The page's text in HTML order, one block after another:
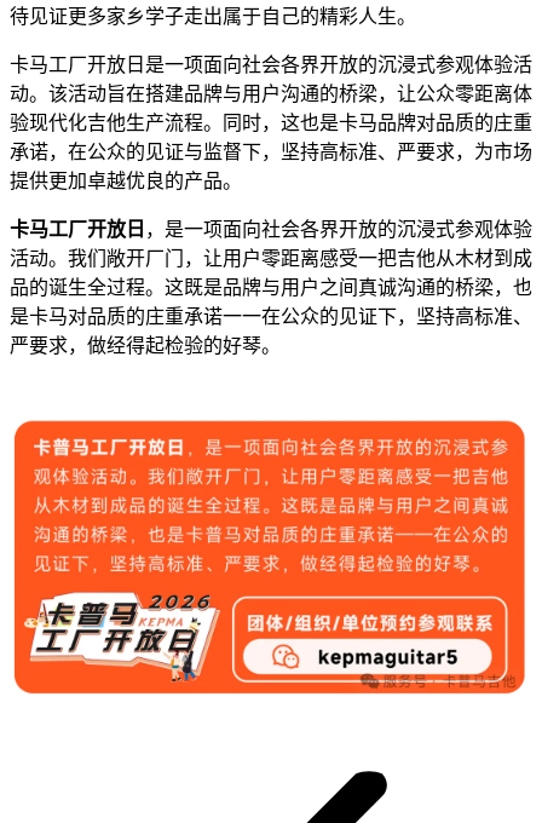
待见证更多家乡学子走出属于自己的精彩人生。
卡马工厂开放日是一项面向社会各界开放的沉浸式参观体验活
动。该活动旨在搭建品牌与用户沟通的桥梁，让公众零距离体
验现代化吉他生产流程。同时，这也是卡马品牌对品质的庄重
承诺，在公众的见证与监督下，坚持高标准、严要求，为市场
提供更加卓越优良的产品。
卡马工厂开放日 ，是一项面向社会各界开放的沉浸式参观体验
活动。我们敞开厂门，让用户零距离感受一把吉他从木材到成
品的诞生全过程。这既是品牌与用户之间真诚沟通的桥梁，也
是卡马对品质的庄重承诺一一在公众的见证下，坚持高标准、
严要求，做经得起检验的好琴。